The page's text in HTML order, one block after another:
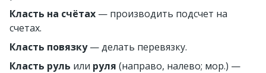
Класть на счётах — производить подсчет на
счетах.
Класть повязку — делать перевязку.
Класть руль или руля (направо, налево; мор.) —